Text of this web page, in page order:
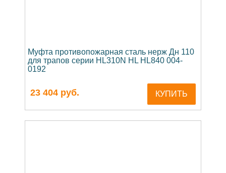
Муфта противопожарная сталь нерж Дн 110
для трапов серии HL310N HL HL840 004-
0192
23 404 руб. КУПИТЬ